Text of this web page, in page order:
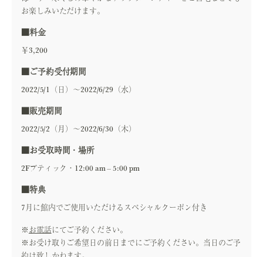
お楽しみいただけます。
■料金
￥3,200
■ご予約受付期間
2022/5/1（日）～2022/6/29（水）
■販売期間
2022/5/2（月）～2022/6/30（木）
■お受取時間・場所
2Fブティック・12:00 am – 5:00 pm
■特典
7月に館内でご使用いただけるスペシャルクーポン付き
※お電話にてご予約ください。
※お受け取りご希望日の前日までにご予約ください。当日のご予